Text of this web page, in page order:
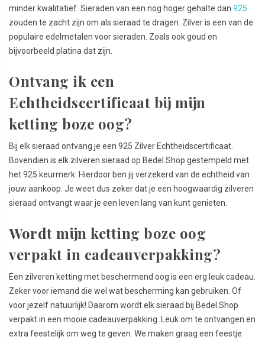
minder kwalitatief. Sieraden van een nog hoger gehalte dan 925
zouden te zacht zijn om als sieraad te dragen. Zilver is een van de
populaire edelmetalen voor sieraden. Zoals ook goud en
bijvoorbeeld platina dat zijn.
Ontvang ik een
Echtheidscertificaat bij mijn
ketting boze oog?
Bij elk sieraad ontvang je een 925 Zilver Echtheidscertificaat.
Bovendien is elk zilveren sieraad op Bedel.Shop gestempeld met
het 925 keurmerk. Hierdoor ben jij verzekerd van de echtheid van
jouw aankoop. Je weet dus zeker dat je een hoogwaardig zilveren
sieraad ontvangt waar je een leven lang van kunt genieten.
Wordt mijn ketting boze oog
verpakt in cadeauverpakking?
Een zilveren ketting met beschermend oog is een erg leuk cadeau.
Zeker voor iemand die wel wat bescherming kan gebruiken. Of
voor jezelf natuurlijk! Daarom wordt elk sieraad bij Bedel.Shop
verpakt in een mooie cadeauverpakking. Leuk om te ontvangen en
extra feestelijk om weg te geven. We maken graag een feestje